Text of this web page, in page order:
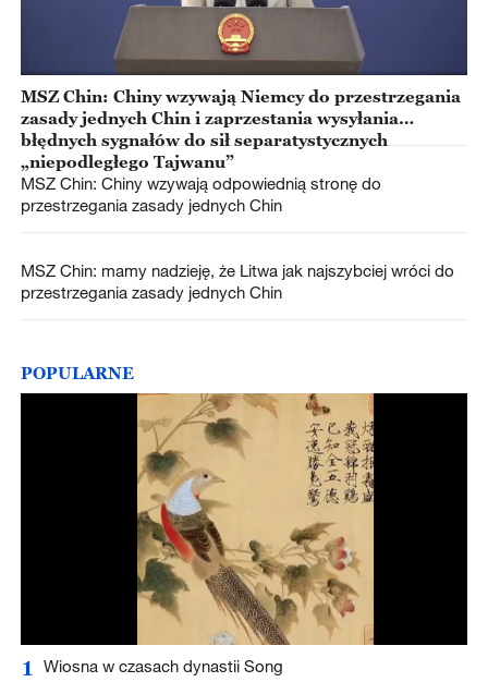
MSZ Chin: Chiny wzywają Niemcy do przestrzegania
zasady jednych Chin i zaprzestania wysyłania
błędnych sygnałów do sił separatystycznych
„niepodległego Tajwanu”
MSZ Chin: Chiny wzywają odpowiednią stronę do
przestrzegania zasady jednych Chin
MSZ Chin: mamy nadzieję, że Litwa jak najszybciej wróci do
przestrzegania zasady jednych Chin
POPULARNE
1 Wiosna w czasach dynastii Song